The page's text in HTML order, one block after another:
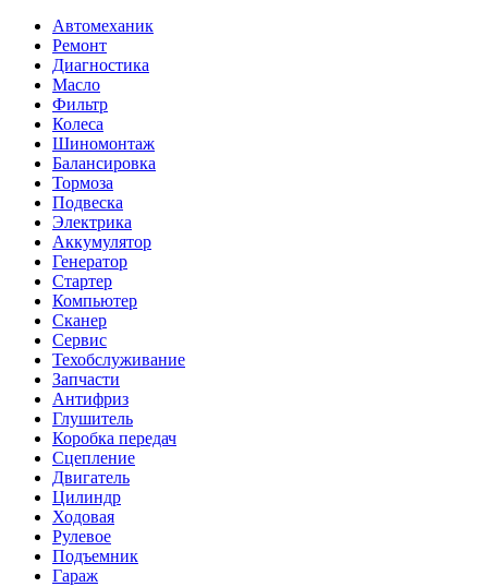
Автомеханик
Ремонт
Диагностика
Масло
Фильтр
Колеса
Шиномонтаж
Балансировка
Тормоза
Подвеска
Электрика
Аккумулятор
Генератор
Стартер
Компьютер
Сканер
Сервис
Техобслуживание
Запчасти
Антифриз
Глушитель
Коробка передач
Сцепление
Двигатель
Цилиндр
Ходовая
Рулевое
Подъемник
Гараж